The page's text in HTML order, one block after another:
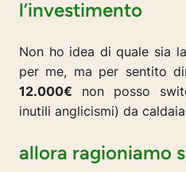
l’investimento
Non ho idea di quale sia
per me, ma per sentito
12.000€ non posso
inutili anglicismi) da
allora ragioniamo